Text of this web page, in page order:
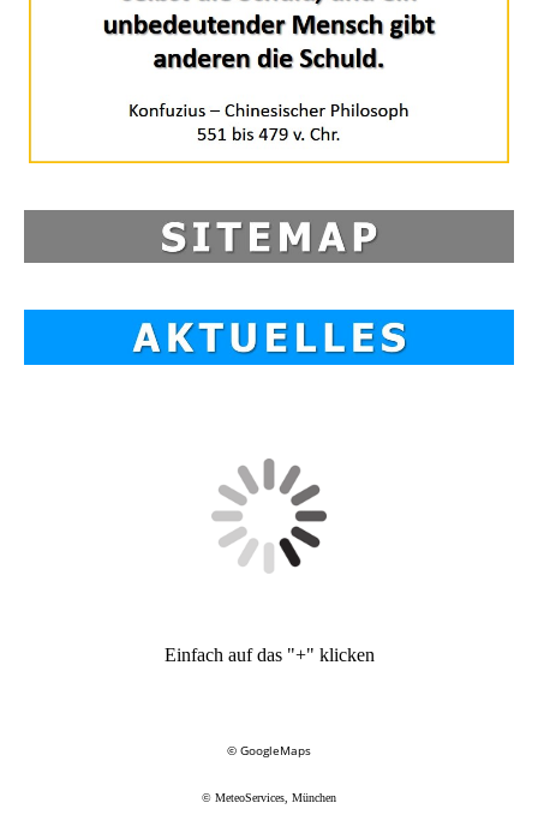
Einfach auf das "+" klicken
© GoogleMaps
© MeteoServices, München